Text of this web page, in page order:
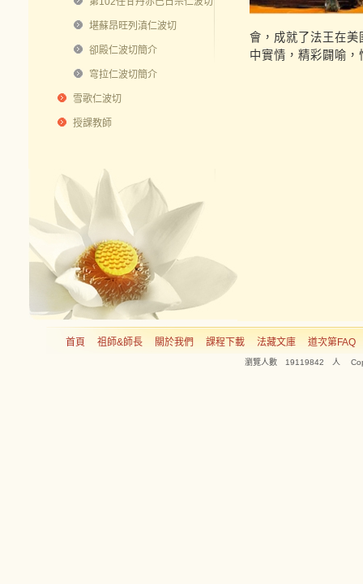
堪蘇昂旺列滇仁波切
卻殿仁波切簡介
穹拉仁波切簡介
雪歌仁波切
授課教師
會，成就了法王在
中實情，精彩闢喻，
首頁 祖師&師長 關於我們 課程下載 法藏文庫 道次第FAQ
瀏覽人數 19119842 人